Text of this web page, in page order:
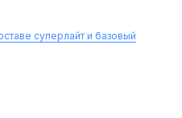
суперлайт и базовый